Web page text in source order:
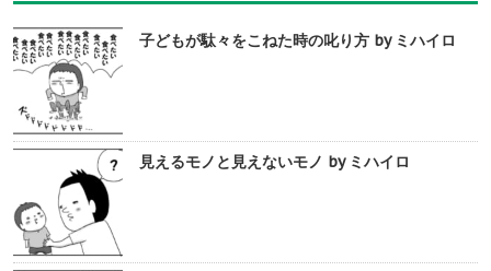
子どもが駄々をこねた時の叱り方 by ミハイロ
見えるモノと見えないモノ by ミハイロ